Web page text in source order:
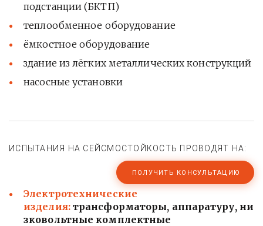
подстанции (БКТП)
теплообменное оборудование
ёмкостное оборудование
здание из лёгких металлических конструкций
насосные установки
ИСПЫТАНИЯ НА СЕЙСМОСТОЙКОСТЬ ПРОВОДЯТ НА:
ПОЛУЧИТЬ КОНСУЛЬТАЦИЮ
Электротехнические
изделия:трансформаторы, аппаратуру, ни
зковольтные комплектные